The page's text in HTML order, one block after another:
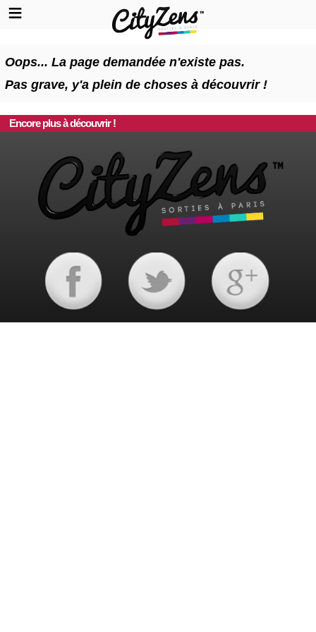
Oops... La page demandée n'existe pas.
Pas grave, y'a plein de choses à découvrir !
Encore plus à découvrir !